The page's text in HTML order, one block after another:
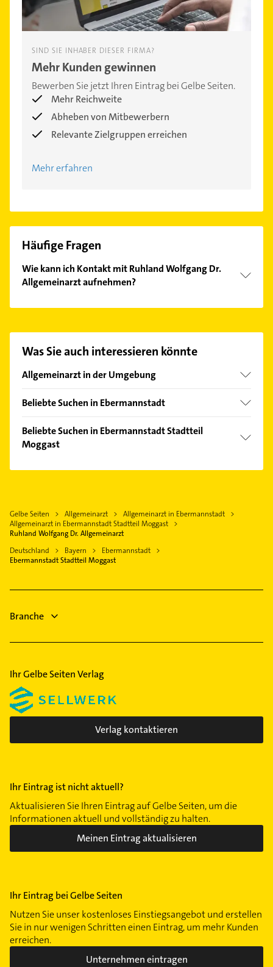
SIND SIE INHABER DIESER FIRMA?
Mehr Kunden gewinnen
Bewerben Sie jetzt Ihren Eintrag bei Gelbe Seiten.
Mehr Reichweite
Abheben von Mitbewerbern
Relevante Zielgruppen erreichen
Mehr erfahren
Häufige Fragen
Wie kann ich Kontakt mit Ruhland Wolfgang Dr.
Allgemeinarzt aufnehmen?
Hier finden Sie alleKontaktdaten
Was Sie auch interessieren könnte
Allgemeinarzt in der Umgebung
Gräfenberg
Forchheim Oberfranken
Igensdorf
Pegnitz
Hirschaid
Baiersdorf Mittelfranken
Beliebte Suchen in Ebermannstadt
Elektroinstallation
Elektriker
Logopädie
Schreiner
Gebäudereinigung
Beliebte Suchen in Ebermannstadt Stadtteil
Moggast
Gelbe Seiten Allgemeinarzt
Allgemeinarzt in Ebermannstadt
Allgemeinarzt in Ebermannstadt Stadtteil Moggast
Ruhland Wolfgang Dr. Allgemeinarzt
Deutschland
Bayern
Ebermannstadt
Ebermannstadt Stadtteil Moggast
Branche
Ihr Gelbe Seiten Verlag
Verlag kontaktieren
Ihr Eintrag ist nicht aktuell?
Aktualisieren Sie Ihren Eintrag auf Gelbe Seiten, um die
Informationen aktuell und vollständig zu halten.
Meinen Eintrag aktualisieren
Ihr Eintrag bei Gelbe Seiten
Nutzen Sie unser kostenloses Einstiegsangebot und erstellen
Sie in nur wenigen Schritten einen Eintrag, um mehr Kunden
erreichen.
Unternehmen eintragen